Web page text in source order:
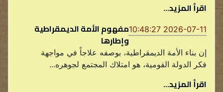
اقرأ المزيد...
2026-07-11 10:48:27
مفهوم الأمة الديمقراطية
وإطارها
إن بناء الأمة الديمقراطية، بوصفه علاجاً في مواجهة
فكر الدولة القومية، هو امتلاك المجتمع لجوهره...
اقرأ المزيد...